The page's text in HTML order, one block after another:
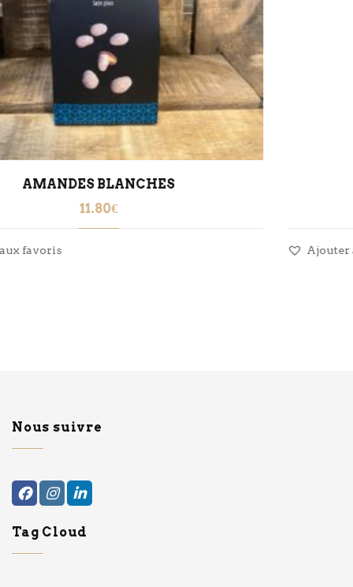
Moelleux poires amandes
Ajouter aux favoris
Nous suivre
Tag Cloud